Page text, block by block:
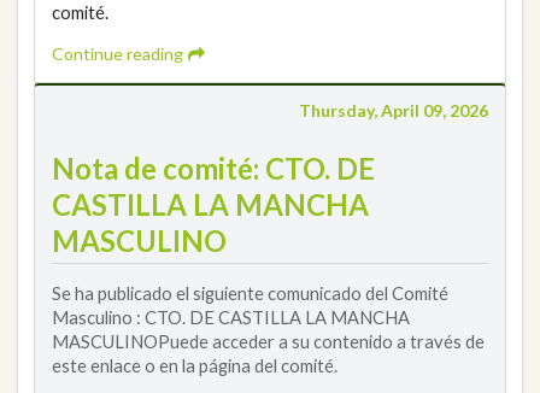
comité.
Continue reading
Thursday, April 09, 2026
Nota de comité: CTO. DE
CASTILLA LA MANCHA
MASCULINO
Se ha publicado el siguiente comunicado del Comité
Masculino : CTO. DE CASTILLA LA MANCHA
MASCULINOPuede acceder a su contenido a través de
este enlace o en la página del comité.